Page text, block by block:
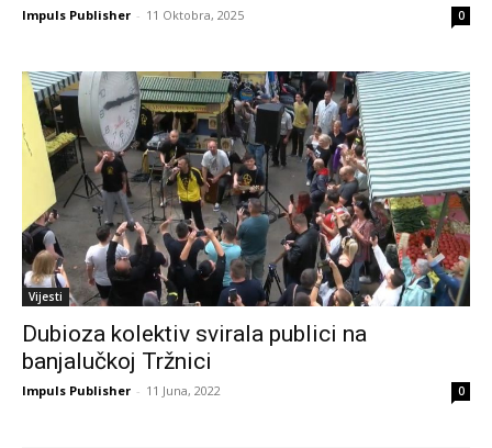
Impuls Publisher - 11 Oktobra, 2025 0
Vijesti
Dubioza kolektiv svirala publici na
banjalučkoj Tržnici
Impuls Publisher - 11 Juna, 2022 0